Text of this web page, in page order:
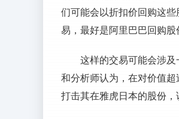
们可能会以折扣价回购这
易，最好是阿里巴巴回购
这样的交易可能会涉
和分析师认为，在对价值
打击其在雅虎日本的股份，